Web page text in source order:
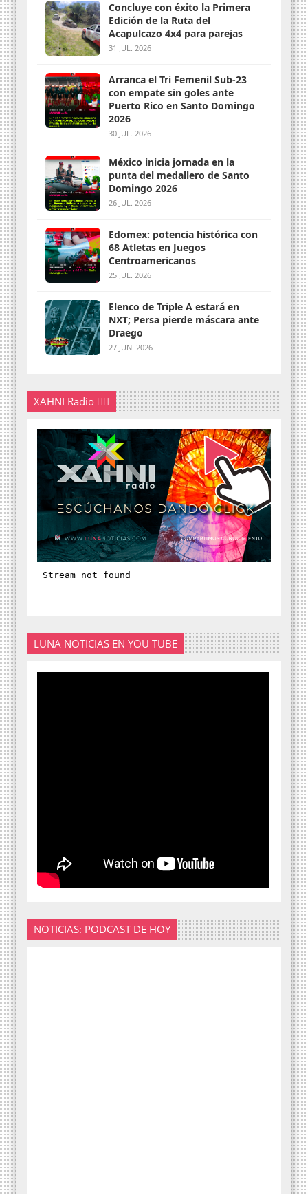
Concluye con éxito la Primera
Edición de la Ruta del
Acapulcazo 4x4 para parejas
31 JUL. 2026
Arranca el Tri Femenil Sub-23
con empate sin goles ante
Puerto Rico en Santo Domingo
2026
30 JUL. 2026
México inicia jornada en la
punta del medallero de Santo
Domingo 2026
26 JUL. 2026
Edomex: potencia histórica con
68 Atletas en Juegos
Centroamericanos
25 JUL. 2026
Elenco de Triple A estará en
NXT; Persa pierde máscara ante
Draego
27 JUN. 2026
XAHNI Radio 👇🏽
LUNA NOTICIAS EN YOU TUBE
NOTICIAS: PODCAST DE HOY